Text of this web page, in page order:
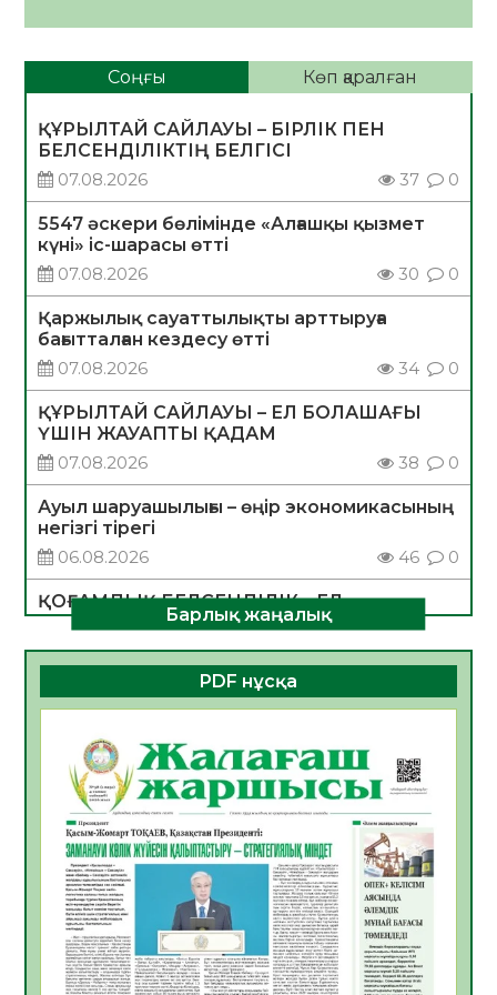
Соңғы Көп қаралған
ҚҰРЫЛТАЙ САЙЛАУЫ – БІРЛІК ПЕН
БЕЛСЕНДІЛІКТІҢ БЕЛГІСІ
07.08.2026
37 0
5547 әскери бөлімінде «Алғашқы қызмет
күні» іс-шарасы өтті
07.08.2026
30 0
Қаржылық сауаттылықты арттыруға
бағытталған кездесу өтті
07.08.2026
34 0
ҚҰРЫЛТАЙ САЙЛАУЫ – ЕЛ БОЛАШАҒЫ
ҮШІН ЖАУАПТЫ ҚАДАМ
07.08.2026
38 0
Ауыл шаруашылығы – өңір экономикасының
негізгі тірегі
06.08.2026
46 0
ҚОҒАМДЫҚ БЕЛСЕНДІЛІК – ЕЛ
ДАМУЫНЫҢ НЕГІЗІ
06.08.2026
43 0
ҚҰРЫЛТАЙ САЙЛАУЫ – БОЛАШАҚҚА
БАСТАР ЖАУАПТЫ ТАҢДАУ
06.08.2026
Инфекциялық ауруларға қарсы иммундау
жұмыстарының тиімділігі
06.08.2026
48
Көкжөтел ауруы туралы
06.08.2026
44
АПВ вакцинасы туралы мәлімет
06.08.2026
43
Барлық жаңалық
PDF нұсқа